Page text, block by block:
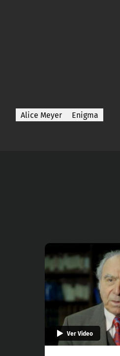
Alice Meyer Enigma
Ver Video